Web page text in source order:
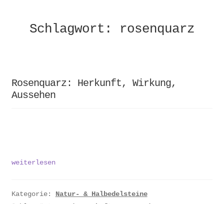
Schlagwort: rosenquarz
Rosenquarz: Herkunft, Wirkung,
Aussehen
Rosenquarz:
Aussehen
weiterlesen
Kategorie: Natur- & Halbedelsteine